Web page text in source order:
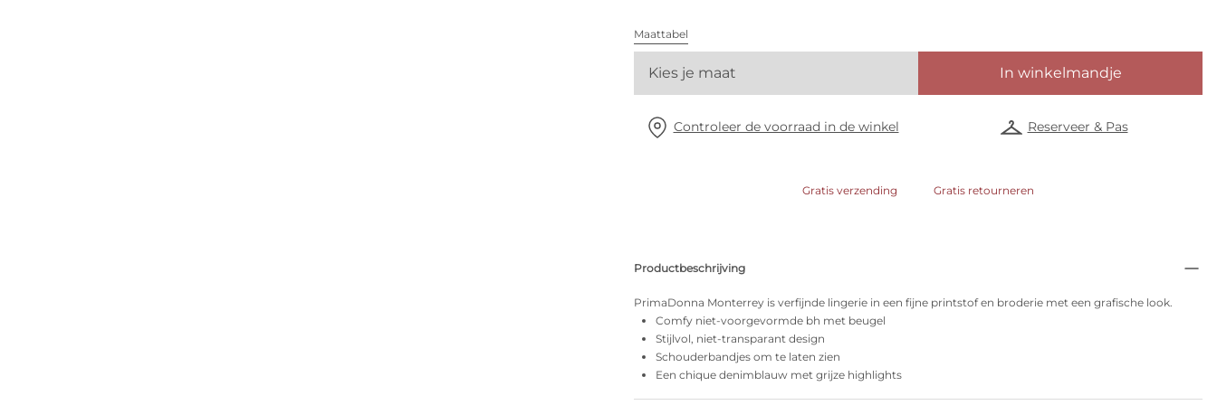
Maattabel
Kies je maat In winkelmandje
Controleer de voorraad in de winkel Reserveer & Pas
Gratis verzending Gratis retourneren
Productbeschrijving
PrimaDonna Monterrey is verfijnde lingerie in een fijne printstof en broderie met een grafische look.
Comfy niet-voorgevormde bh met beugel
Stijlvol, niet-transparant design
Schouderbandjes om te laten zien
Een chique denimblauw met grijze highlights